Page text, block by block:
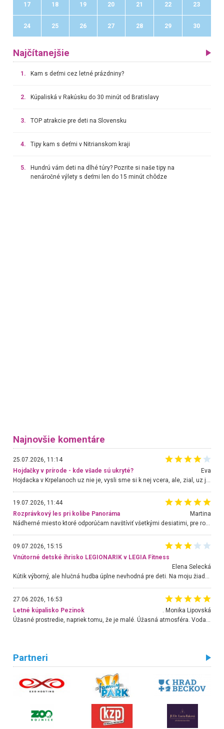
17 18 19 20 21 22 23
24 25 26 27 28 29 30
Najčítanejšie
1. Kam s deťmi cez letné prázdniny?
2. Kúpaliská v Rakúsku do 30 minút od Bratislavy
3. TOP atrakcie pre deti na Slovensku
4. Tipy kam s deťmi v Nitrianskom kraji
5.
Hundrú vám deti na dlhé túry? Pozrite si naše tipy na
nenáročné výlety s deťmi len do 15 minút chôdze
Najnovšie komentáre
25.07.2026, 11:14
Hojdačky v prírode - kde všade sú ukryté?
Eva
19.07.2026, 11:44
Rozprávkový les pri kolibe Panoráma
Martina
Nádherné miesto ktoré odporúčam navštíviť všetkými desiatimi, pre rodiny s deťmi, dôchodcom... Proste a jednoducho ozaj rozprávkový les.. určite ešte prídeme. Odniesli sme si na pamiatku krásne tričká,
09.07.2026, 15:15
Vnútorné detské ihrisko LEGIONARIK v LEGIA Fitness
Elena Selecká
Kútik výborný, ale hlučná hudba úplne nevhodná pre deti. Na moju žiadosť o aspoň sušenie nereagovali.
27.06.2026, 16:53
Letné kúpalisko Pezinok
. Monika Lipovská
Partneri